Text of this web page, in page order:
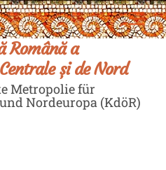
Română a
și de Nord
Metropolie für
Nordeuropa (KdöR)